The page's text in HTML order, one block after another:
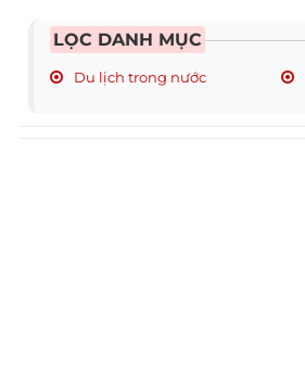
LỌC DANH MỤC
Du lịch trong nước